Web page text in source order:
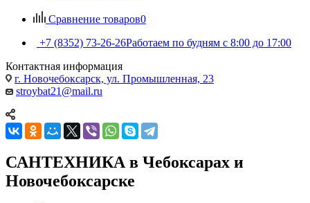
Сравнение товаров0
+7 (8352) 73-26-26Работаем по будням с 8:00 до 17:00
Контактная информация
г. Новочебоксарск, ул. Промышленная, 23
stroybat21@mail.ru
САНТЕХНИКА в Чебоксарах и
Новочебоксарске